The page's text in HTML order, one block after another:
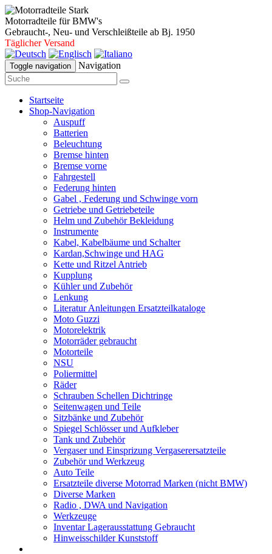
Motorradteile für BMW's
Gebraucht-, Neu- und Verschleißteile ab Bj. 1950
Täglicher Versand
Toggle navigation Navigation
Startseite
Shop-Navigation
Auspuff
Batterien
Beleuchtung
Bremse hinten
Bremse vorne
Fahrgestell
Federung hinten
Gabel , Federung und Schwinge vorn
Getriebe und Getriebeteile
Helm und Zubehör Bekleidung
Instrumente
Kabel, Kabelbäume und Schalter
Kardan,Schwinge und HAG
Kette und Ritzel Antrieb
Kupplung
Kühler und Zubehör
Lenkung
Literatur Anleitungen Ersatzteilkataloge
Moto Guzzi
Motorelektrik
Motorräder gebraucht
Motorteile
NSU
Poliermittel
Räder
Schrauben Schellen Dichtringe
Seitenwagen und Teile
Sitzbänke und Zubehör
Spiegel Schlösser und Aufkleber
Tank und Zubehör
Vergaser und Einsprizung Vergaserersatzteile
Zubehör und Werkzeug
Auto Teile
Ersatzteile diverse Motorrad Marken (nicht BMW)
Diverse Marken
Radio , DWA und Navigation
Werkzeuge
Inventar Lagerausstattung Gebraucht
Hinweisschilder Kunststoff